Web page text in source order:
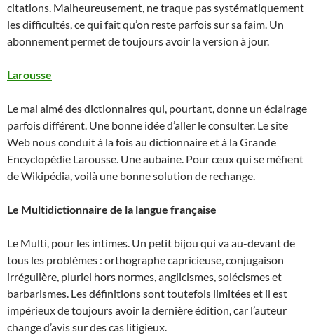
citations. Malheureusement, ne traque pas systématiquement
les difficultés, ce qui fait qu’on reste parfois sur sa faim. Un
abonnement permet de toujours avoir la version à jour.
Larousse
Le mal aimé des dictionnaires qui, pourtant, donne un éclairage
parfois différent. Une bonne idée d’aller le consulter. Le site
Web nous conduit à la fois au dictionnaire et à la Grande
Encyclopédie Larousse. Une aubaine. Pour ceux qui se méfient
de Wikipédia, voilà une bonne solution de rechange.
Le Multidictionnaire de la langue française
Le Multi, pour les intimes. Un petit bijou qui va au-devant de
tous les problèmes : orthographe capricieuse, conjugaison
irrégulière, pluriel hors normes, anglicismes, solécismes et
barbarismes. Les définitions sont toutefois limitées et il est
impérieux de toujours avoir la dernière édition, car l’auteur
change d’avis sur des cas litigieux.